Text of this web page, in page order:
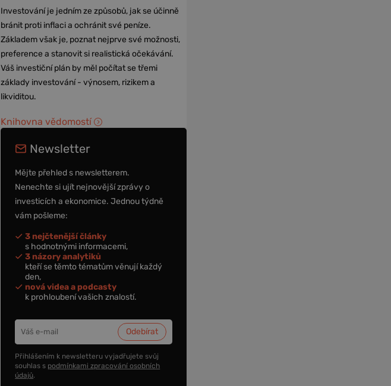
Investování je jedním ze způsobů, jak se účinně
bránit proti inflaci a ochránit své peníze.
Základem však je, poznat nejprve své možnosti,
preference a stanovit si realistická očekávání.
Váš investiční plán by měl počítat se třemi
základy investování - výnosem, rizikem a
likviditou.
Knihovna vědomostí
Newsletter
Mějte přehled s newsletterem.
Nenechte si ujít nejnovější zprávy o
investicích a ekonomice. Jednou týdně
vám pošleme:
3 nejčtenější články
s hodnotnými informacemi,
3 názory analytiků
kteří se těmto tématům věnují každý
den,
nová videa a podcasty
k prohloubení vašich znalostí.
Přihlášením k newsletteru vyjadřujete svůj
souhlas s podmínkami zpracování osobních
údajů.